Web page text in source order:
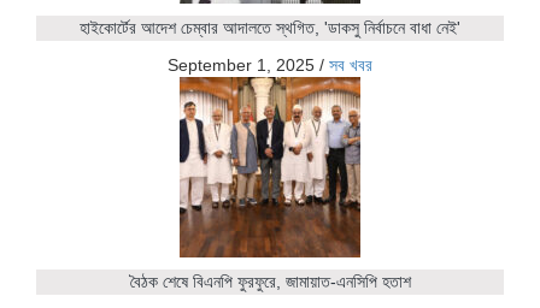
হাইকোর্টের আদেশ চেম্বার আদালতে স্থগিত, 'ডাকসু নির্বাচনে বাধা নেই'
September 1, 2025 / সব খবর
বৈঠক শেষে বিএনপি ফুরফুরে, জামায়াত-এনসিপি হতাশ